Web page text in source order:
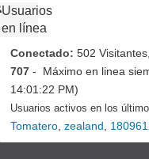
Usuarios
en línea
Conectado: 502
707 - Máximo en linea
14:01:22 PM)
Usuarios activos en los
Tomatero zealand